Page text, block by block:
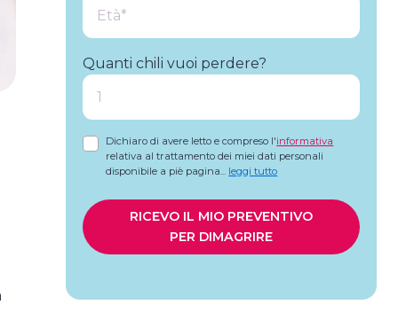
Quanti chili vuoi perdere?
Dichiaro di avere letto e compreso l'informativa
relativa al trattamento dei miei dati personali
disponibile a piè pagina
leggi tutto
RICEVO IL MIO PREVENTIVO
PER DIMAGRIRE